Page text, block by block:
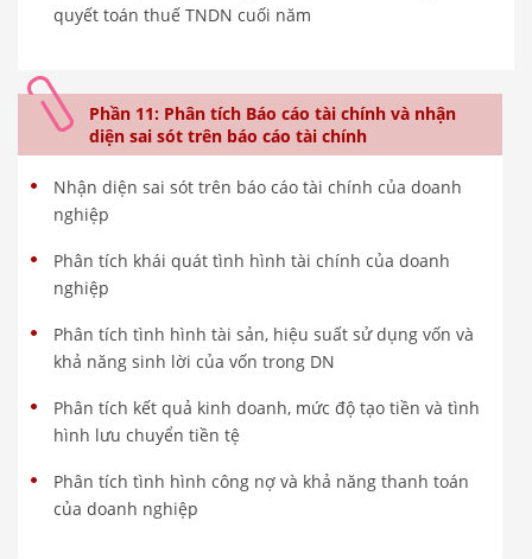
quyết toán thuế TNDN cuối năm
Phần 11: Phân tích Báo cáo tài chính và nhận
diện sai sót trên báo cáo tài chính
Nhận diện sai sót trên báo cáo tài chính của doanh
nghiệp
Phân tích khái quát tình hình tài chính của doanh
nghiệp
Phân tích tình hình tài sản, hiệu suất sử dụng vốn và
khả năng sinh lời của vốn trong DN
Phân tích kết quả kinh doanh, mức độ tạo tiền và tình
hình lưu chuyển tiền tệ
Phân tích tình hình công nợ và khả năng thanh toán
của doanh nghiệp